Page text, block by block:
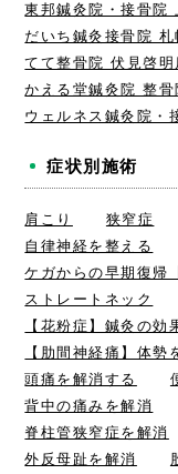
東邦鍼灸院・接骨院
だいち鍼灸接骨院 札
てて整骨院 伏見啓明
かえる堂鍼灸院 整
ウェルネス鍼灸院・
症状別施術
肩こり 狭窄症
自律神経を整える
ケガからの早期復帰
ストレートネック
【花粉症】鍼灸の効
【肋間神経痛】体
頭痛を解消する
背中の痛みを解消
脊柱管狭窄症を解消
外反母趾を解消